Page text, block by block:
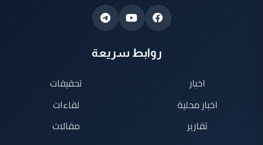
روابط سريعة
اخبار
اخبار محلية
تقارير
تحقيقات
لقاءات
مقالات